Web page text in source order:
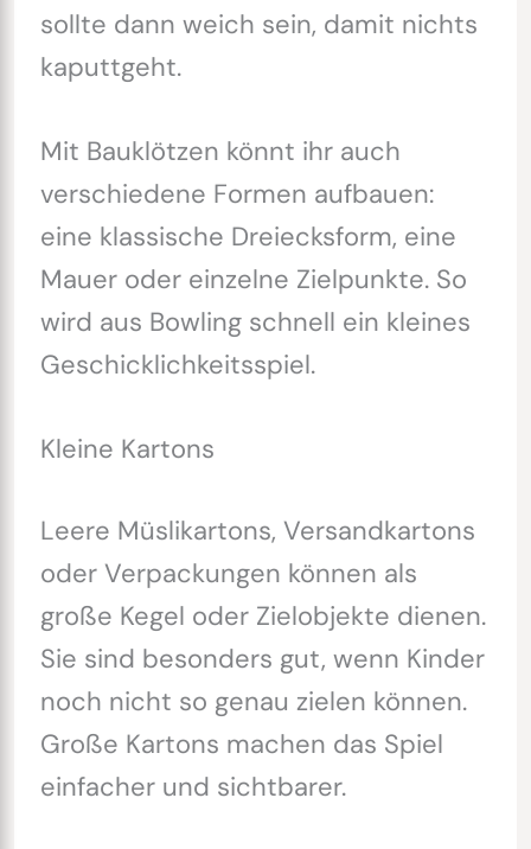
sollte dann weich sein, damit nichts
kaputtgeht.
Mit Bauklötzen könnt ihr auch
verschiedene Formen aufbauen:
eine klassische Dreiecksform, eine
Mauer oder einzelne Zielpunkte. So
wird aus Bowling schnell ein kleines
Geschicklichkeitsspiel.
Kleine Kartons
Leere Müslikartons, Versandkartons
oder Verpackungen können als
große Kegel oder Zielobjekte dienen.
Sie sind besonders gut, wenn Kinder
noch nicht so genau zielen können.
Große Kartons machen das Spiel
einfacher und sichtbarer.